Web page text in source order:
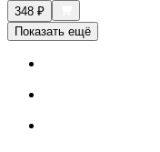
348 ₽
Показать ещё